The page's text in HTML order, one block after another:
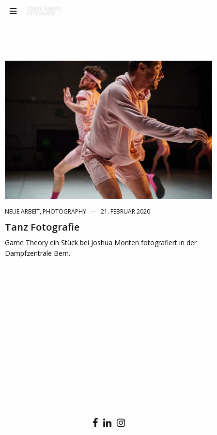
NEUE ARBEIT, PHOTOGRAPHY 21. FEBRUAR 2020
Tanz Fotografie
Game Theory ein Stück bei Joshua Monten fotografiert in der
Dampfzentrale Bern.